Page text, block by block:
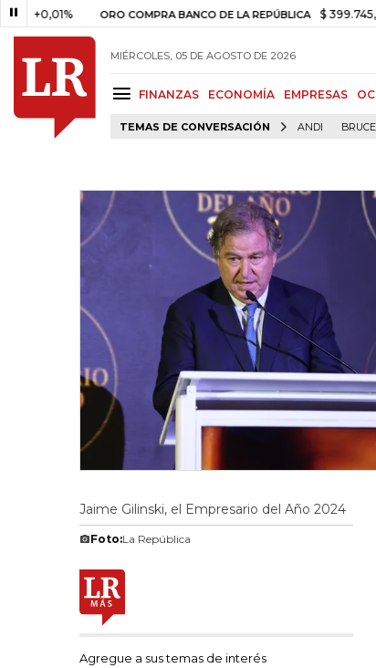
ORO COMPRA BANCO DE LA REPÚBLICA $ 399.745,16 +$
MIÉRCOLES, 05 DE AGOSTO DE 2026
FINANZAS ECONOMÍA EMPRESAS
TEMAS DE CONVERSACIÓN ANDI
Jaime Gilinski, el Empresario del Año 2024
Foto:La República
Agregue a sus temas de interés